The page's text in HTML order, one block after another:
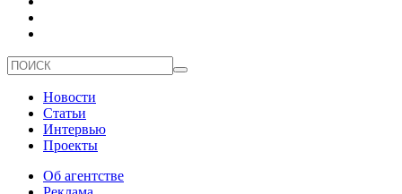
Новости
Статьи
Интервью
Проекты
Об агентстве